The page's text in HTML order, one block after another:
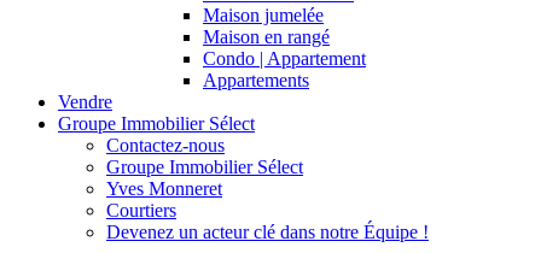
Maison jumelée
Maison en rangé
Condo | Appartement
Appartements
Vendre
Groupe Immobilier Sélect
Contactez-nous
Groupe Immobilier Sélect
Yves Monneret
Courtiers
Devenez un acteur clé dans notre Équipe !